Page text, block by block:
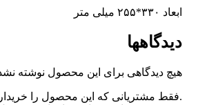
ابعاد ۳۳۰*۲۵۵ میلی متر
دیدگاهها
هیچ دیدگاهی برای این محصول نوشته
.فقط مشتریانی که این محصول را